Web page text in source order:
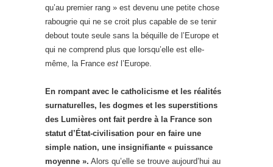
qu’au premier rang » est devenu une petite chose
rabougrie qui ne se croit plus capable de se tenir
debout toute seule sans la béquille de l’Europe et
qui ne comprend plus que lorsqu’elle est elle-
même, la France est l’Europe.
En rompant avec le catholicisme et les réalités
surnaturelles, les dogmes et les superstitions
des Lumières ont fait perdre à la France son
statut d’État-civilisation pour en faire une
simple nation, une insignifiante « puissance
moyenne ». Alors qu’elle se trouve aujourd’hui au